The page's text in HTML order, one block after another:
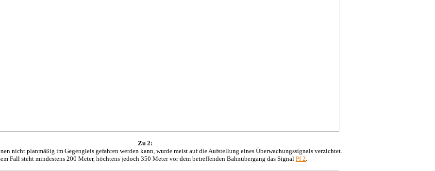
Zu 2:
nicht planmäßig im Gegengleis gefahren werden kann, wurde meist auf die Aufstellung eines Überwachungssignals verzichtet.
Fall steht mindestens 200 Meter, höchtens jedoch 350 Meter vor dem betreffenden Bahnübergang das Signal Pf 2.